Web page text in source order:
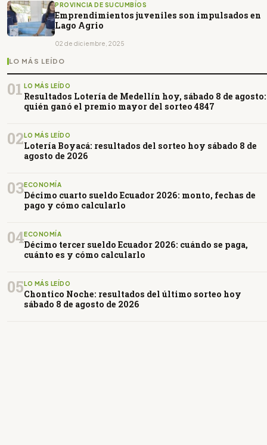
PROVINCIA DE SUCUMBÍOS
Emprendimientos juveniles son impulsados en
Lago Agrio
02 de diciembre, 2025
LO MÁS LEÍDO
01 LO MÁS LEÍDO
Resultados Lotería de Medellín hoy, sábado 8 de agosto:
quién ganó el premio mayor del sorteo 4847
02LO MÁS LEÍDO
Lotería Boyacá: resultados del sorteo hoy sábado 8 de
agosto de 2026
03ECONOMÍA
Décimo cuarto sueldo Ecuador 2026: monto, fechas de
pago y cómo calcularlo
04ECONOMÍA
Décimo tercer sueldo Ecuador 2026: cuándo se paga,
cuánto es y cómo calcularlo
05LO MÁS LEÍDO
Chontico Noche: resultados del último sorteo hoy
sábado 8 de agosto de 2026